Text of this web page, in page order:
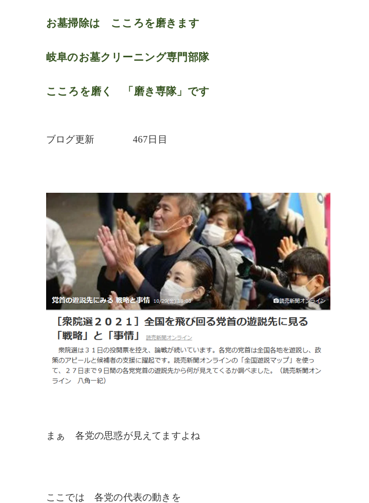
お墓掃除は こころを磨きます
岐阜のお墓クリーニング専門部隊
こころを磨く 「磨き専隊」です
ブログ更新 467日目
まぁ 各党の思惑が見えてますよね
ここでは 各党の代表の動きを